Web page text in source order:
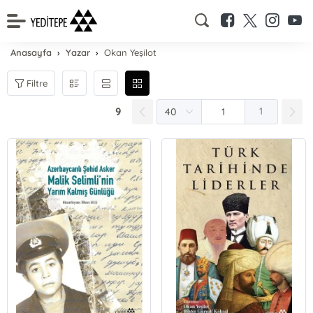
Anasayfa Yazar Okan Yeşilot
Filtre
9 1